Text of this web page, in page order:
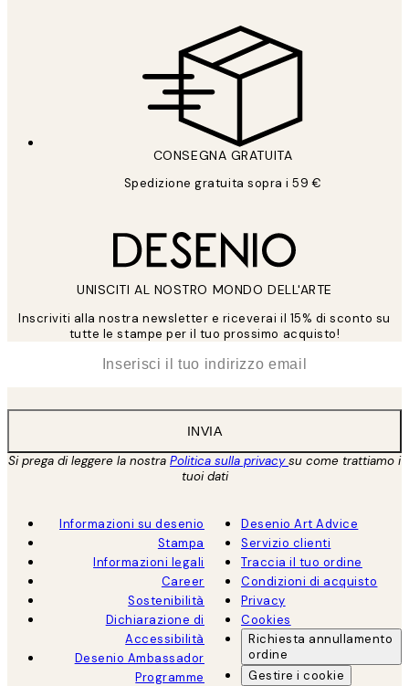
CONSEGNA GRATUITA
Spedizione gratuita sopra i 59 €
UNISCITI AL NOSTRO MONDO DELL'ARTE
Inscriviti alla nostra newsletter e riceverai il 15% di sconto su
tutte le stampe per il tuo prossimo acquisto!
INVIA
Si prega di leggere la nostra Politica sulla privacysu come trattiamo i
tuoi dati
Informazioni su desenio
Stampa
Informazioni legali
Career
Sostenibilità
Dichiarazione di
Accessibilità
Desenio Ambassador
Programme
Desenio Art Advice
Servizio clienti
Traccia il tuo ordine
Condizioni di acquisto
Privacy
Cookies
Richiesta annullamento
ordine
Gestire i cookie